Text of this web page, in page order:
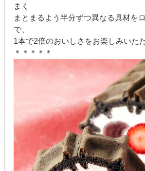
まく
まとまるよう半分ずつ異なる具材を
で、
1本で2倍のおいしさをお楽しみいた
＊＊＊＊＊